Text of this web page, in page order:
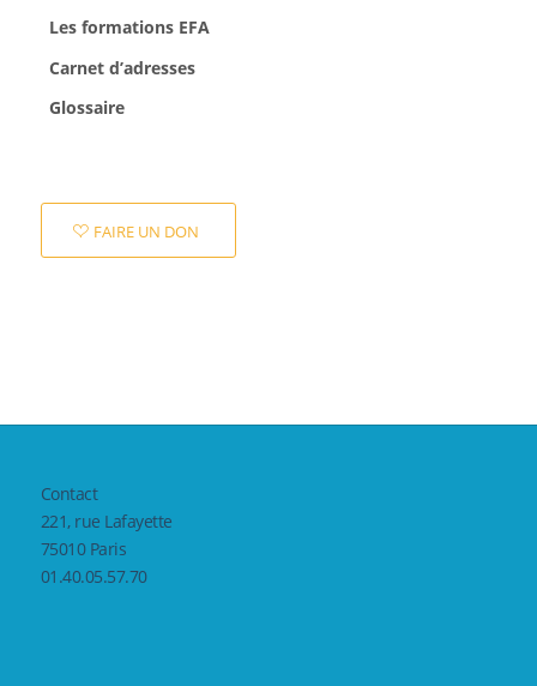
Les formations EFA
Carnet d’adresses
Glossaire
FAIRE UN DON
Contact
221, rue Lafayette
75010 Paris
01.40.05.57.70